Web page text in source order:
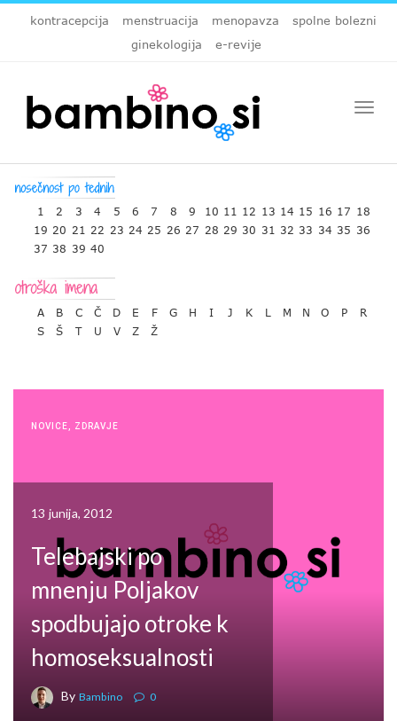
kontracepcija menstruacija menopavza
spolne bolezni
ginekologija
e-revije
1 2 3 4 5 6 7 8 9 10 11 12 13 14 15 16 17 18
19 20 21 22 23 24 25 26 27 28 29 30 31 32 33 34 35 36
37 38 39 40
A B C Č D E F G H I J K L M N O P
R
S
Š T U V Z Ž
NOVICE ZDRAVJE
13 junija, 2012
Telebajski po
mnenju Poljakov
spodbujajo otroke k
homoseksualnosti
By Bambino 0